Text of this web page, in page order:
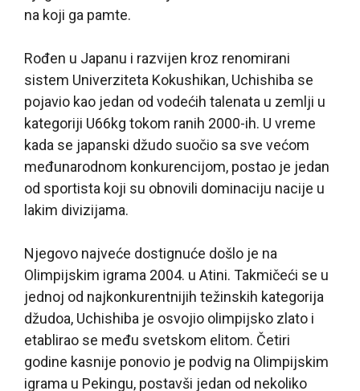
na koji ga pamte.
Rođen u Japanu i razvijen kroz renomirani
sistem Univerziteta Kokushikan, Uchishiba se
pojavio kao jedan od vodećih talenata u zemlji u
kategoriji U66kg tokom ranih 2000-ih. U vreme
kada se japanski džudo suočio sa sve većom
međunarodnom konkurencijom, postao je jedan
od sportista koji su obnovili dominaciju nacije u
lakim divizijama.
Njegovo najveće dostignuće došlo je na
Olimpijskim igrama 2004. u Atini. Takmičeći se u
jednoj od najkonkurentnijih težinskih kategorija
džudoa, Uchishiba je osvojio olimpijsko zlato i
etablirao se među svetskom elitom. Četiri
godine kasnije ponovio je podvig na Olimpijskim
igrama u Pekingu, postavši jedan od nekoliko